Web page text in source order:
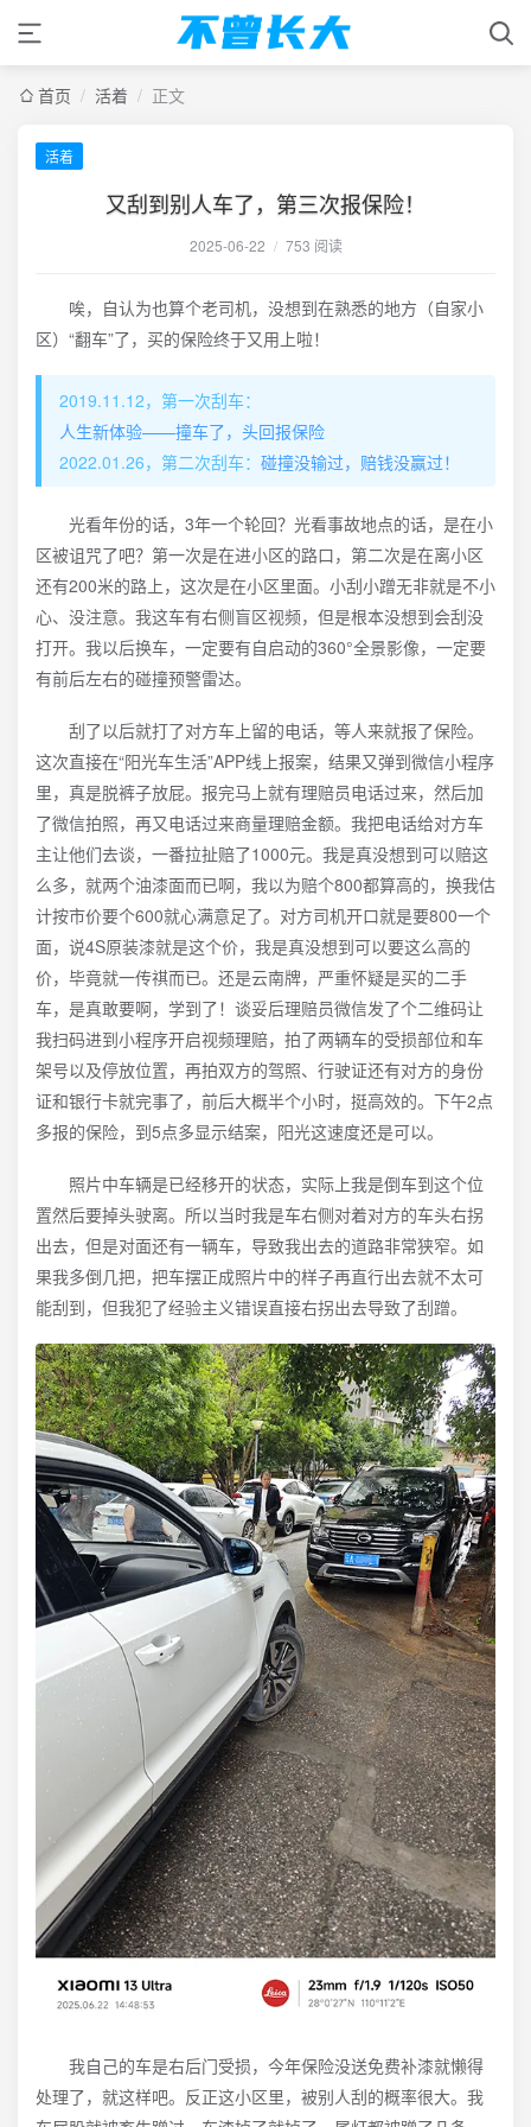
首页 / 活着 / 正文
活着
又刮到别人车了，第三次报保险！
2025-06-22 / 753 阅读
唉，自认为也算个老司机，没想到在熟悉的地方（自家小
区）“翻车”了，买的保险终于又用上啦！
2019.11.12，第一次刮车：
人生新体验——撞车了，头回报保险
2022.01.26，第二次刮车： 碰撞没输过，赔钱没赢过！
光看年份的话，3年一个轮回？光看事故地点的话，是在小
区被诅咒了吧？第一次是在进小区的路口，第二次是在离小区
还有200米的路上，这次是在小区里面。小刮小蹭无非就是不小
心、没注意。我这车有右侧盲区视频，但是根本没想到会刮没
打开。我以后换车，一定要有自启动的360°全景影像，一定要
有前后左右的碰撞预警雷达。
刮了以后就打了对方车上留的电话，等人来就报了保险。
这次直接在“阳光车生活”APP线上报案，结果又弹到微信小程序
里，真是脱裤子放屁。报完马上就有理赔员电话过来，然后加
了微信拍照，再又电话过来商量理赔金额。我把电话给对方车
主让他们去谈，一番拉扯赔了1000元。我是真没想到可以赔这
么多，就两个油漆面而已啊，我以为赔个800都算高的，换我估
计按市价要个600就心满意足了。对方司机开口就是要800一个
面，说4S原装漆就是这个价，我是真没想到可以要这么高的
价，毕竟就一传祺而已。还是云南牌，严重怀疑是买的二手
车，是真敢要啊，学到了！谈妥后理赔员微信发了个二维码让
我扫码进到小程序开启视频理赔，拍了两辆车的受损部位和车
架号以及停放位置，再拍双方的驾照、行驶证还有对方的身份
证和银行卡就完事了，前后大概半个小时，挺高效的。下午2点
多报的保险，到5点多显示结案，阳光这速度还是可以。
照片中车辆是已经移开的状态，实际上我是倒车到这个位
置然后要掉头驶离。所以当时我是车右侧对着对方的车头右拐
出去，但是对面还有一辆车，导致我出去的道路非常狭窄。如
果我多倒几把，把车摆正成照片中的样子再直行出去就不太可
能刮到，但我犯了经验主义错误直接右拐出去导致了刮蹭。
我自己的车是右后门受损，今年保险没送免费补漆就懒得
处理了，就这样吧。反正这小区里，被别人刮的概率很大。我